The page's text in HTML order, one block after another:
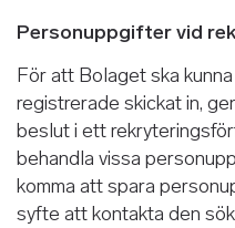
Personuppgifter vid
För att Bolaget ska
registrerade skickat in,
beslut i ett
behandla vissa
komma att spara
syfte att kontakta den